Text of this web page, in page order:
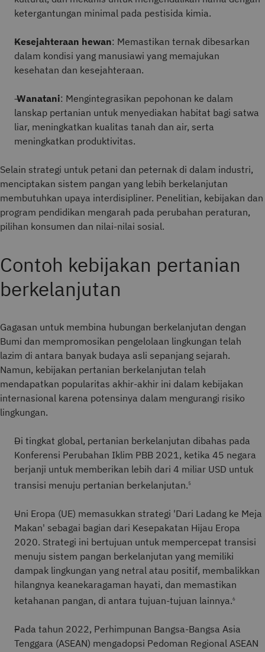
ketergantungan minimal pada pestisida kimia.
Kesejahteraan hewan: Memastikan ternak dibesarkan
dalam kondisi yang manusiawi yang memajukan
kesehatan dan kesejahteraan.
Wanatani: Mengintegrasikan pepohonan ke dalam
lanskap pertanian untuk menyediakan habitat bagi satwa
liar, meningkatkan kualitas tanah dan air, serta
meningkatkan produktivitas.
Selain strategi untuk petani dan peternak di dalam industri,
menciptakan sistem pangan yang lebih berkelanjutan
membutuhkan upaya interdisipliner. Penelitian, kebijakan dan
program pendidikan mengarah pada perubahan peraturan,
pilihan konsumen dan nilai-nilai sosial.
Contoh kebijakan pertanian
berkelanjutan
Gagasan untuk membina hubungan berkelanjutan dengan
Bumi dan mempromosikan pengelolaan lingkungan telah
lazim di antara banyak budaya asli sepanjang sejarah.
Namun, kebijakan pertanian berkelanjutan telah
mendapatkan popularitas akhir-akhir ini dalam kebijakan
internasional karena potensinya dalam mengurangi risiko
lingkungan.
Di tingkat global, pertanian berkelanjutan dibahas pada
Konferensi Perubahan Iklim PBB 2021, ketika 45 negara
berjanji untuk memberikan lebih dari 4 miliar USD untuk
transisi menuju pertanian berkelanjutan. 5
Uni Eropa (UE) memasukkan strategi 'Dari Ladang ke Meja
Makan' sebagai bagian dari Kesepakatan Hijau Eropa
2020. Strategi ini bertujuan untuk mempercepat transisi
menuju sistem pangan berkelanjutan yang memiliki
dampak lingkungan yang netral atau positif, membalikkan
hilangnya keanekaragaman hayati, dan memastikan
ketahanan pangan, di antara tujuan-tujuan lainnya.6
Pada tahun 2022, Perhimpunan Bangsa-Bangsa Asia
Tenggara (ASEAN) mengadopsi Pedoman Regional ASEAN